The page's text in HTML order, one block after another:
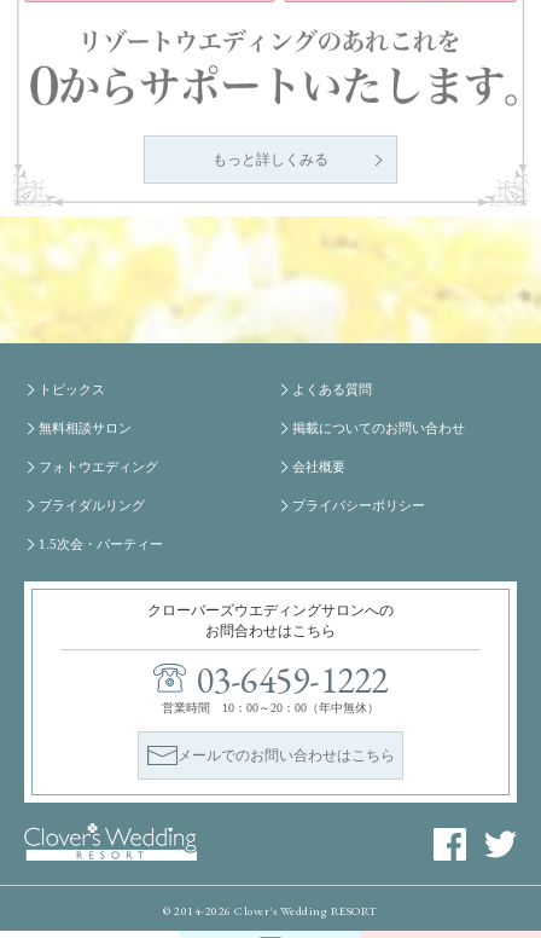
もっと詳しくみる
トピックス
無料相談サロン
フォトウエディング
ブライダルリング
1.5次会・パーティー
よくある質問
掲載についてのお問い合わせ
会社概要
プライバシーポリシー
クローバーズウエディングサロンへの
お問合わせはこちら
03-6459-1222
営業時間 10：00～20：00（年中無休）
メールでのお問い合わせはこちら
© 2014-2026 Clover's Wedding RESORT